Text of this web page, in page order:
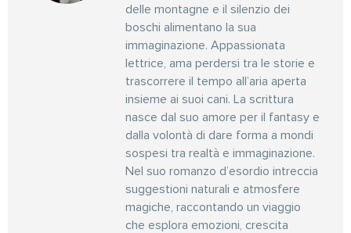
delle montagne e il silenzio dei
boschi alimentano la sua
immaginazione. Appassionata
lettrice, ama perdersi tra le storie e
trascorrere il tempo all’aria aperta
insieme ai suoi cani. La scrittura
nasce dal suo amore per il fantasy e
dalla volontà di dare forma a mondi
sospesi tra realtà e immaginazione.
Nel suo romanzo d’esordio intreccia
suggestioni naturali e atmosfere
magiche, raccontando un viaggio
che esplora emozioni, crescita